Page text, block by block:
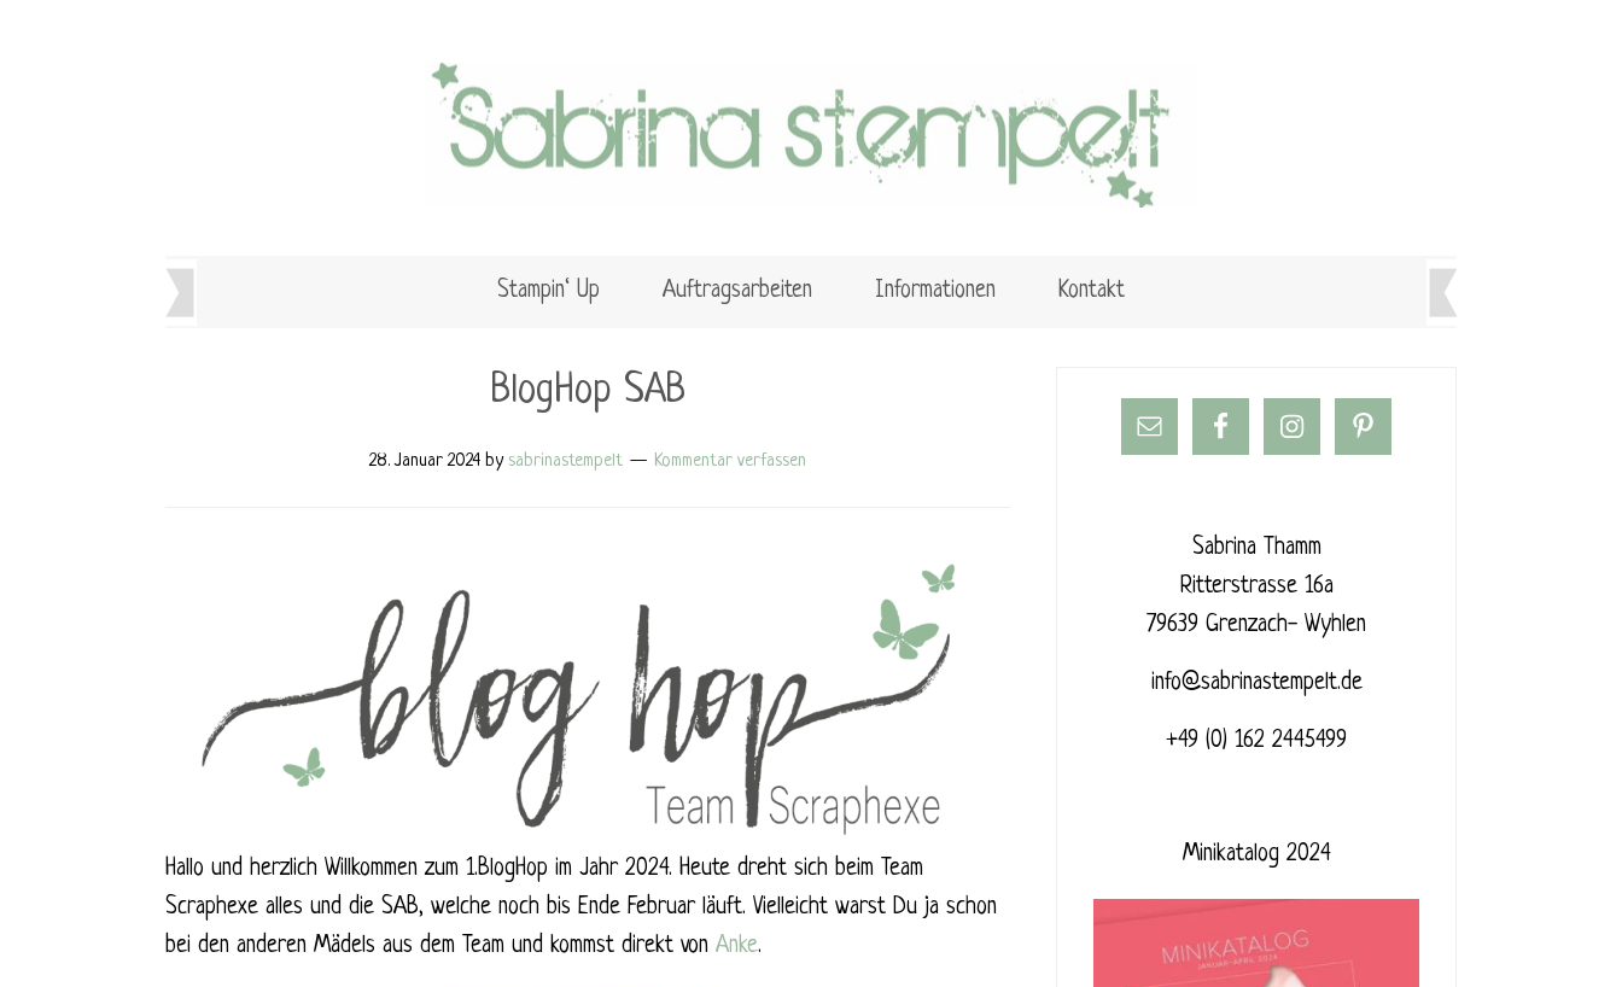
Stampin‘ Up Auftragsarbeiten Informationen Kontakt
BlogHop SAB
28. Januar 2024 by sabrinastempelt Kommentar verfassen
Hallo und herzlich Willkommen zum 1.BlogHop im Jahr 2024. Heute dreht sich beim Team
Scraphexe alles und die SAB, welche noch bis Ende Februar läuft. Vielleicht warst Du ja schon
bei den anderen Mädels aus dem Team und kommst direkt von Anke.
Sabrina Thamm
Ritterstrasse 16a
79639 Grenzach- Wyhlen
info@sabrinastempelt.de
+49 (0) 162 2445499
Minikatalog 2024